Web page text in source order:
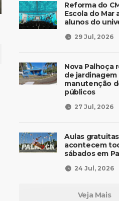
Reforma do
Escola do Mar
alunos do
29 Jul, 2026
Nova Palhoça
de jardinagem
manutenção
públicos
27 Jul, 2026
Aulas
acontecem
sábados em
24 Jul, 2026
Veja Mais